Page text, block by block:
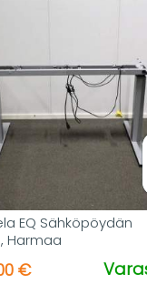
EQ Sähköpöydän
Harmaa
€